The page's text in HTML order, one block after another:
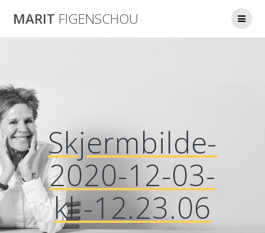
to
MARIT FIGENSCHOU
Skjermbilde-
2020-12-03-
kl.-12.23.06